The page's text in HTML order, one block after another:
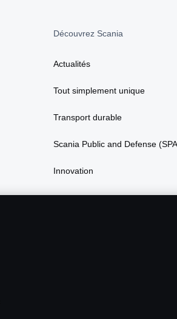
Découvrez Scania
Actualités
Tout simplement unique
Transport durable
Scania Public and Defense
Innovation